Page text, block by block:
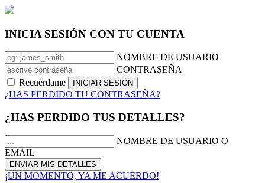
INICIA SESIÓN CON TU CUENTA
NOMBRE DE USUARIO
CONTRASEÑA
Recuérdame
¿HAS PERDIDO TU CONTRASEÑA?
¿HAS PERDIDO TUS DETALLES?
NOMBRE DE USUARIO O
EMAIL
¡UN MOMENTO, YA ME ACUERDO!